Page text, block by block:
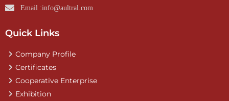
Email :info@aultral.com
Quick Links
Company Profile
Certificates
Cooperative Enterprise
Exhibition